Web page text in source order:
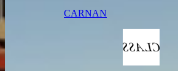
CARNAN